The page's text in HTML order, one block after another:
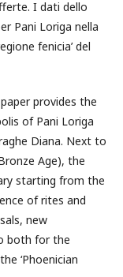
I dati dello
Pani Loriga nella
fenicia’ del
provides the
of Pani Loriga
Diana. Next to
Age), the
starting from the
of rites and
new
both for the
‘Phoenician